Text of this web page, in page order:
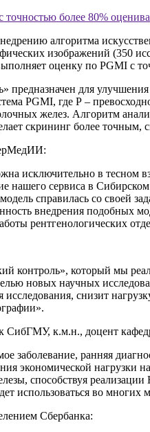
более 80%
алгоритма
изображений (350
оценку по PGMI с
предназначен для
PGMI, где Р –
желез. Алгоритм
скрининг более
исключительно в тесном
нашего сервиса в
справилась со своей
внедрения подобных
рентгенологических
контроль», который мы
новых научных
исследования, снизит
СибГМУ, к.м.н., доцент
заболевание, ранняя
экономической нагрузки
способствуя
использоваться во
Сбербанка: